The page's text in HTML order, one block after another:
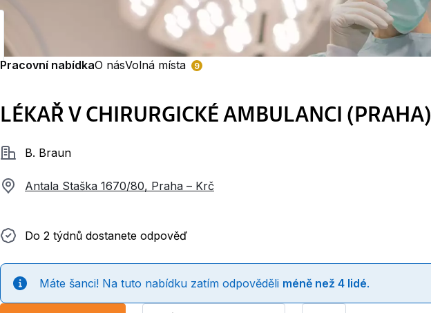
Pracovní nabídkaO násVolná místa 9
LÉKAŘ V CHIRURGICKÉ AMBULANCI (PRAHA)
SpolečnostB. Braun
Antala Staška 1670/80, Praha – Krč
Do 2 týdnů dostanete odpověď
Do 2 týdnů dostanete odpověď
Máte šanci! Na tuto nabídku zatím odpověděli méně než 4 lidé.